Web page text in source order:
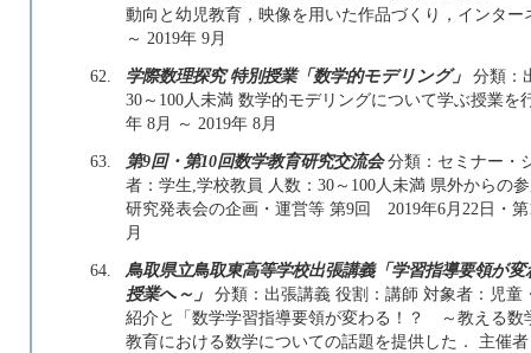
動向と幼児教育，映像を用いた作品づくり，インタ
～ 2019年 9月
62.
学際数理探究 特別授業「数学的モデリング」
分類：
30～100人未満 数学的モデリングについて学ぶ授業
年 8月 ～ 2019年 8月
63.
第9回・第10回数学教育研究交流会分類：セミナー・
者：学生,学校教員 人数：30～100人未満 県外からの
研究発表会の企画・運営等 第9回 2019年6月22日・
月
64.
鳥取県立鳥取東高等学校出張講義「学習指導要領
授業へ～」
分類：出張講義 役割：講師 対象者：児童
紹介と「数学学習指導要領が変わる！？ ～教える数
教育における数学についての話題を提供した． 主催